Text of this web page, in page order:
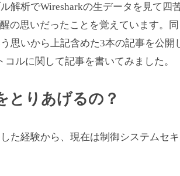
解析でWiresharkの生データを見て四
の思いだったことを覚えています。
思いから上記含めた3本の記事を公開
ルに関して記事を書いてみました。
とりあげるの？
た経験から、現在は制御システムセ